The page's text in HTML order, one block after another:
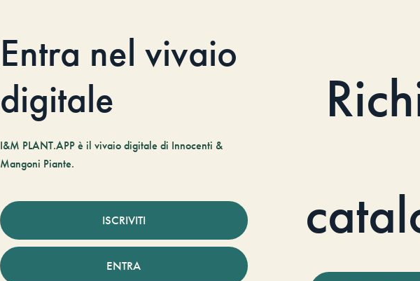
Entra nel vivaio
digitale
I&M PLANT.APP è il vivaio digitale di Innocenti &
Mangoni Piante.
ISCRIVITI
ENTRA